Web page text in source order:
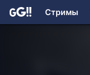
Стримы